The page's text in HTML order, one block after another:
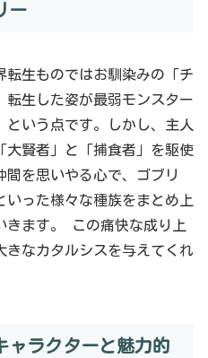
ー
転生ものではお馴染みの「チ
転生した姿が最弱モンスター
いう点です。しかし、主人
大賢者」と「捕食者」を駆使
間を思いやる心で、ゴブリ
いった様々な種族をまとめ上
きます。 この痛快な成り上
きなカタルシスを与えてくれ
ラクターと魅力的